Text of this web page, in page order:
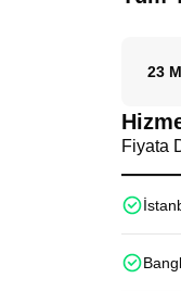
23
Fiyata